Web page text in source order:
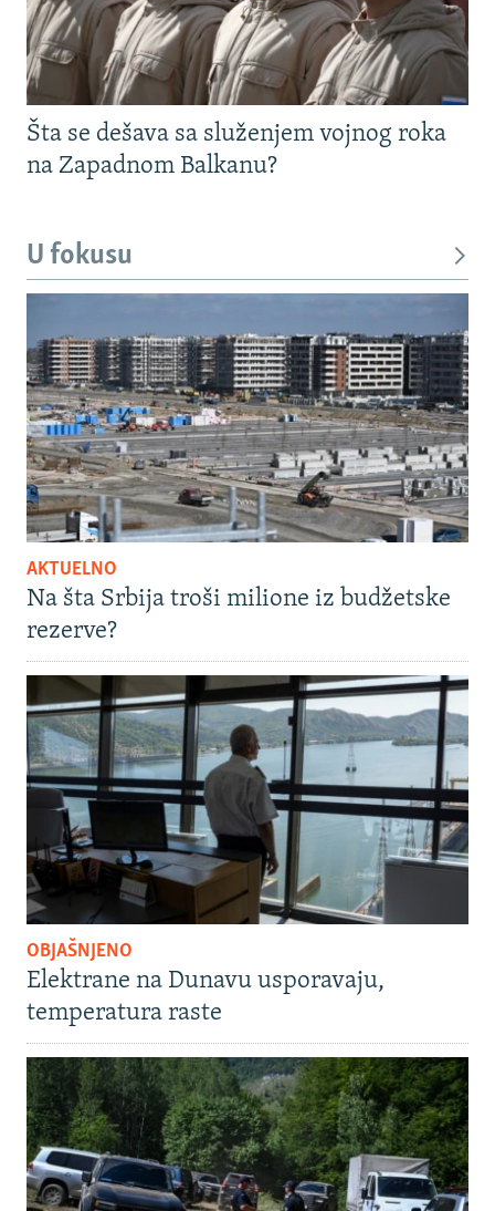
Šta se dešava sa služenjem vojnog roka
na Zapadnom Balkanu?
U fokusu
AKTUELNO
Na šta Srbija troši milione iz budžetske
rezerve?
OBJAŠNJENO
Elektrane na Dunavu usporavaju,
temperatura raste